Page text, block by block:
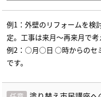
例1：外壁のリフォームを検
定。工事は来月～再来月で考
例2：○月○日 ○時からのセ
です。